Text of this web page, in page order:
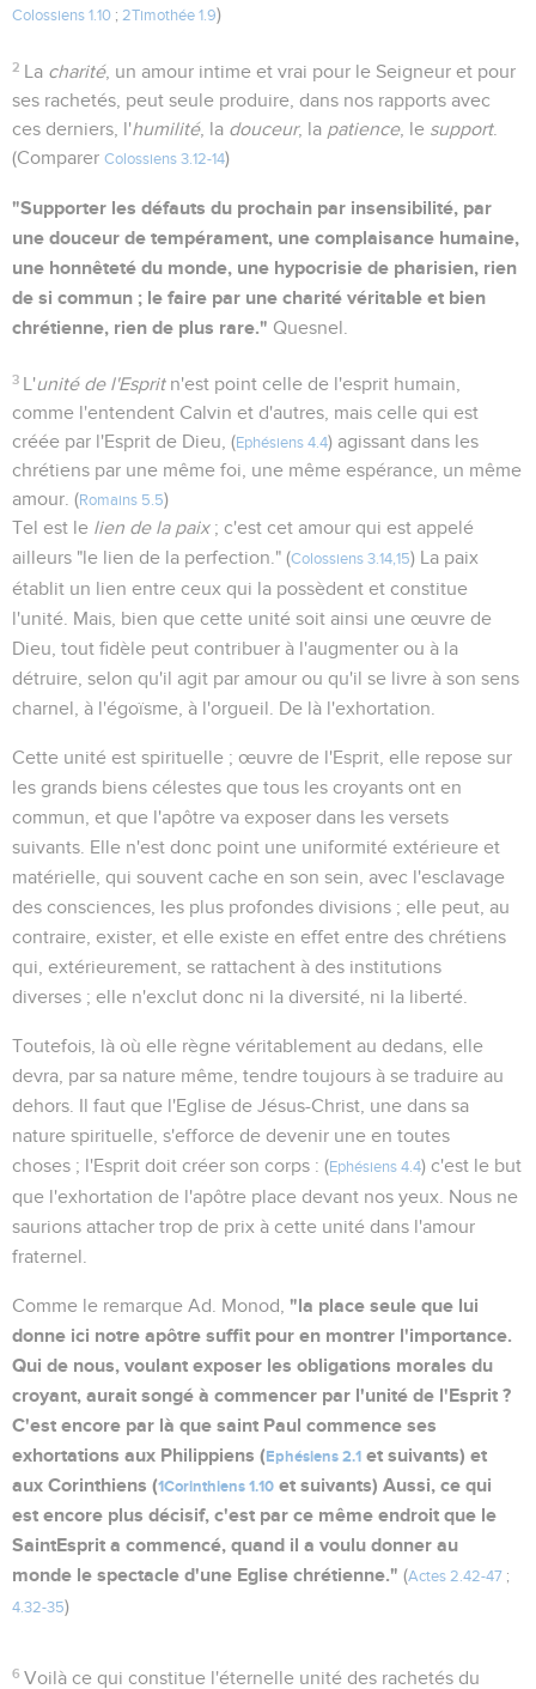
Colossiens 1.10 ; 2Timothée 1.9)
2 La charité, un amour intime et vrai pour le Seigneur et pour
ses rachetés, peut seule produire, dans nos rapports avec
ces derniers, l'humilité, la douceur, la patience, le support.
(Comparer Colossiens 3.12-14)
"Supporter les défauts du prochain par insensibilité, par
une douceur de tempérament, une complaisance humaine,
une honnêteté du monde, une hypocrisie de pharisien, rien
de si commun ; le faire par une charité véritable et bien
chrétienne, rien de plus rare." Quesnel.
3 L'unité de l'Espritn'est point celle de l'esprit humain,
comme l'entendent Calvin et d'autres, mais celle qui est
créée par l'Esprit de Dieu, (Ephésiens 4.4) agissant dans les
chrétiens par une même foi, une même espérance, un même
amour. (Romains 5.5)
Tel est le lien de la paix; c'est cet amour qui est appelé
ailleurs "le lien de la perfection." (Colossiens 3.14,15) La paix
établit un lien entre ceux qui la possèdent et constitue
l'unité. Mais, bien que cette unité soit ainsi une œuvre de
Dieu, tout fidèle peut contribuer à l'augmenter ou à la
détruire, selon qu'il agit par amour ou qu'il se livre à son sens
charnel, à l'égoïsme, à l'orgueil. De là l'exhortation.
Cette unité est spirituelle ; œuvre de l'Esprit, elle repose sur
les grands biens célestes que tous les croyants ont en
commun, et que l'apôtre va exposer dans les versets
suivants. Elle n'est donc point une uniformité extérieure et
matérielle, qui souvent cache en son sein, avec l'esclavage
des consciences, les plus profondes divisions ; elle peut, au
contraire, exister, et elle existe en effet entre des chrétiens
qui, extérieurement, se rattachent à des institutions
diverses ; elle n'exclut donc ni la diversité, ni la liberté.
Toutefois, là où elle règne véritablement au dedans, elle
devra, par sa nature même, tendre toujours à se traduire au
dehors. Il faut que l'Eglise de Jésus-Christ, une dans sa
nature spirituelle, s'efforce de devenir une en toutes
choses ; l'Esprit doit créer son corps : (Ephésiens 4.4) c'est le but
que l'exhortation de l'apôtre place devant nos yeux. Nous ne
saurions attacher trop de prix à cette unité dans l'amour
fraternel.
Comme le remarque Ad. Monod, "la place seule que lui
donne ici notre apôtre suffit pour en montrer l'importance.
Qui de nous, voulant exposer les obligations morales du
croyant, aurait songé à commencer par l'unité de l'Esprit ?
C'est encore par là que saint Paul commence ses
exhortations aux Philippiens (Ephésiens 2.1 et suivants) et
aux Corinthiens (1Corinthiens 1.10 et suivants) Aussi, ce qui
est encore plus décisif, c'est par ce même endroit que le
SaintEsprit a commencé, quand il a voulu donner au
monde le spectacle d'une Eglise chrétienne." (Actes 2.42-47 ;
4.32-35)
6 Voilà ce qui constitue l'éternelle unité des rachetés du